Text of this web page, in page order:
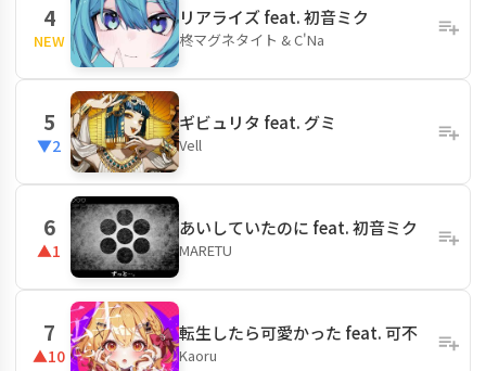
4
NEW
リアライズ feat. 初音ミク
柊マグネタイト & C'Na
5
▼2
ギビュリタ feat. グミ
Vell
6
▲1
あいしていたのに feat. 初音ミク
MARETU
7
▲10
転生したら可愛かった feat. 可不
Kaoru